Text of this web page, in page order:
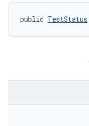
public TestStatus